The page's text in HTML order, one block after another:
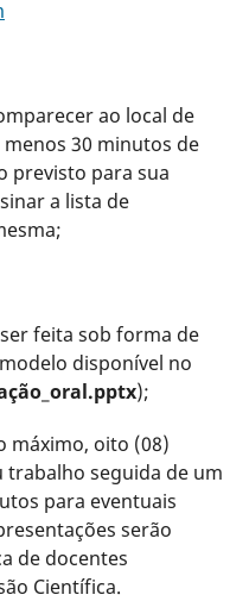
ao local de
30 minutos de
previsto para sua
a lista de
feita sob forma de
disponível no
);
máximo, oito (08)
seguida de um
para eventuais
serão
de docentes
Científica.